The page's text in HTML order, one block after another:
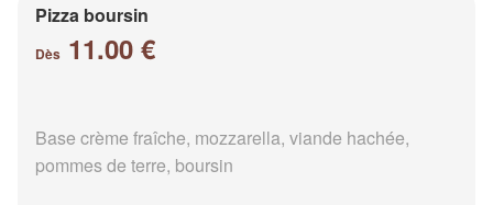
Pizza boursin
Dès 11.00 €
Base crème fraîche, mozzarella, viande hachée,
pommes de terre, boursin